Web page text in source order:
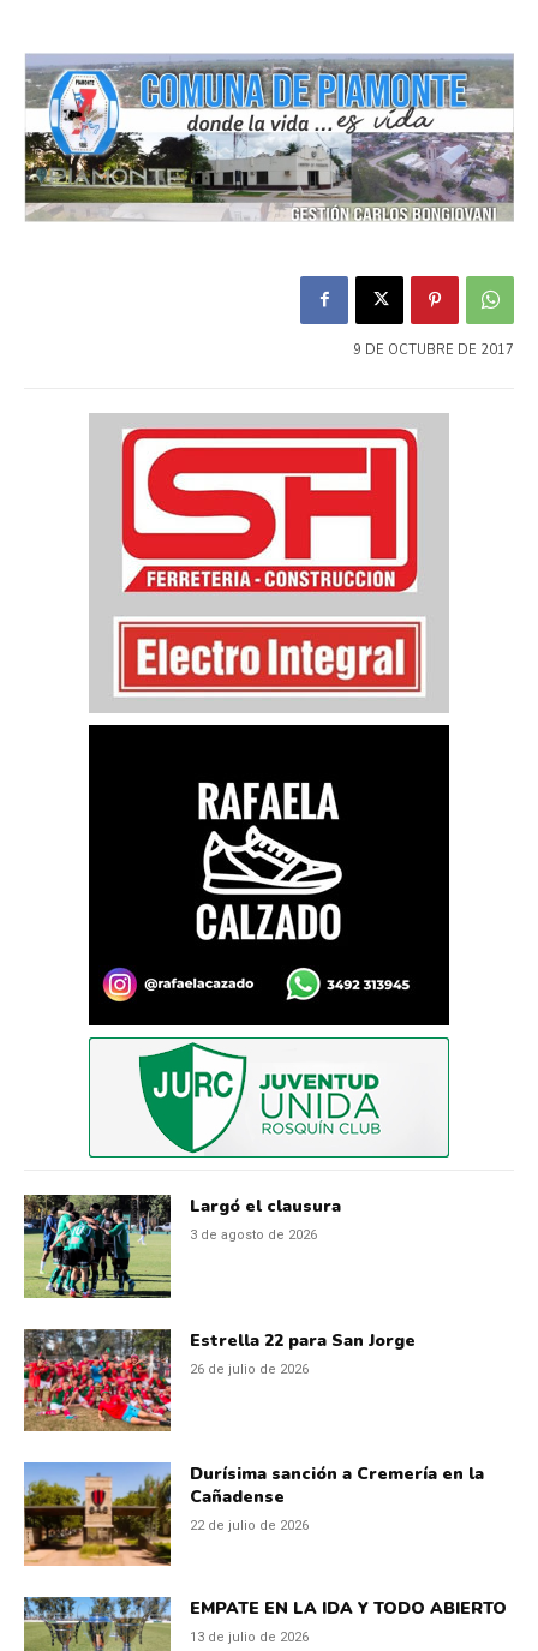
9 DE OCTUBRE DE 2017
Largó el clausura
3 de agosto de 2026
Estrella 22 para San Jorge
26 de julio de 2026
Durísima sanción a Cremería en la
Cañadense
22 de julio de 2026
EMPATE EN LA IDA Y TODO ABIERTO
13 de julio de 2026